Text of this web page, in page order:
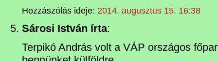
Hozzászólás ideje: 2014. augusztus 15. 16:38
Sárosi István írta:
Terpikó András volt a VÁP országos